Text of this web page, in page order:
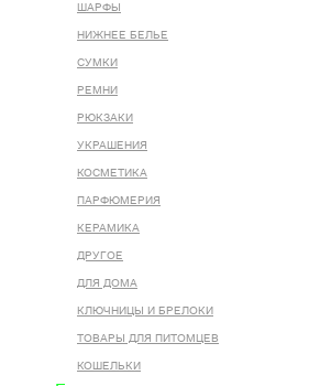
ШАРФЫ
НИЖНЕЕ БЕЛЬЕ
СУМКИ
РЕМНИ
РЮКЗАКИ
УКРАШЕНИЯ
КОСМЕТИКА
ПАРФЮМЕРИЯ
КЕРАМИКА
ДРУГОЕ
ДЛЯ ДОМА
КЛЮЧНИЦЫ И БРЕЛОКИ
ТОВАРЫ ДЛЯ ПИТОМЦЕВ
КОШЕЛЬКИ